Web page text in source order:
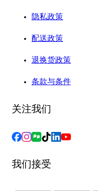
隐私政策
配送政策
退换货政策
条款与条件
关注我们
我们接受